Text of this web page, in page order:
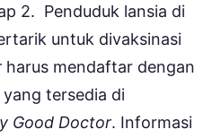
2. Penduduk lansia di
untuk divaksinasi
harus mendaftar dengan
tersedia di
Good Doctor. Informasi